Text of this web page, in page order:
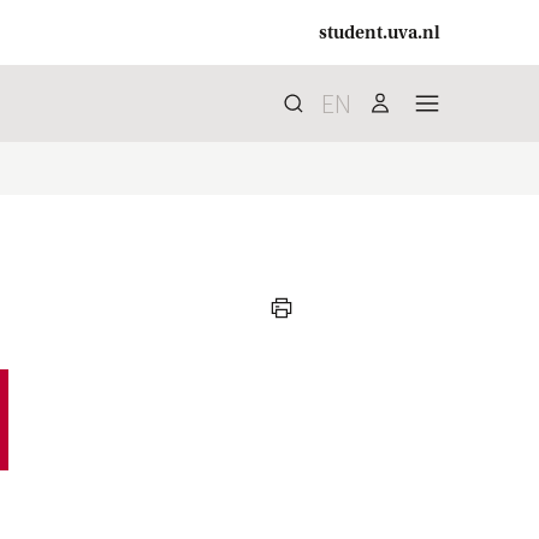
student.uva.nl
Zoeksearch
EN user menu
print